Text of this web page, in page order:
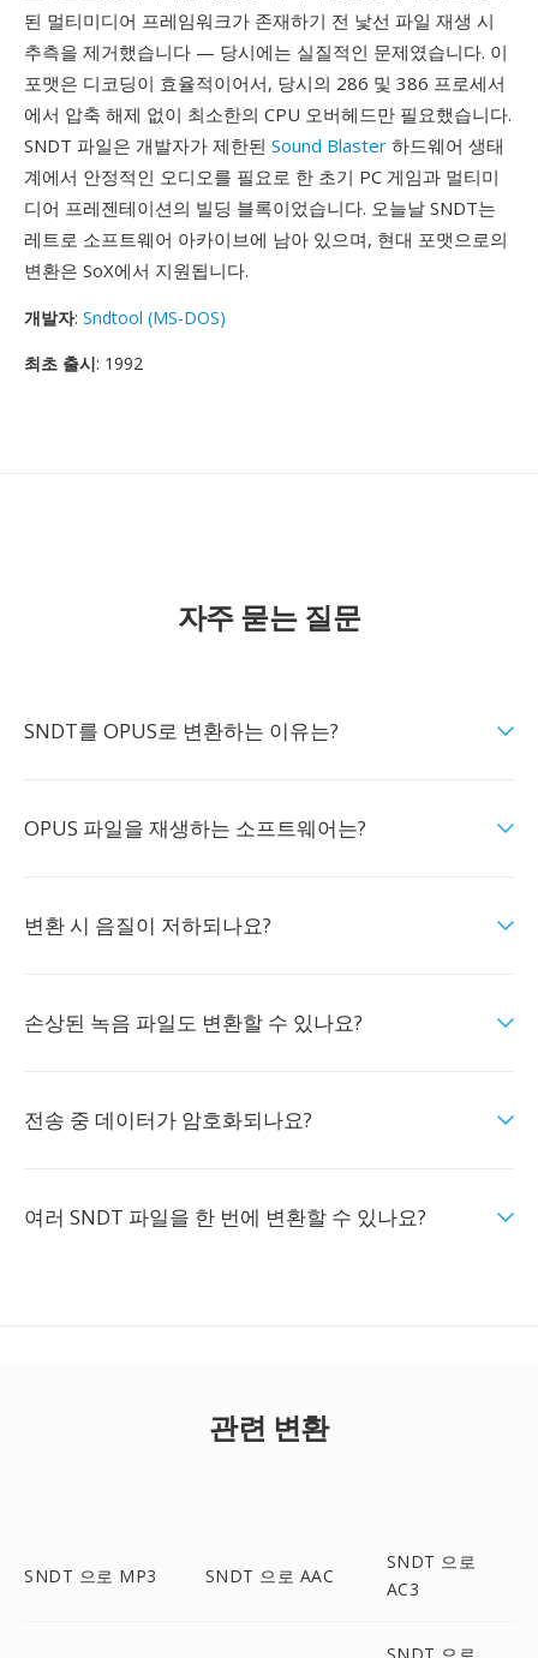
된 멀티미디어 프레임워크가 존재하기 전 낯선 파일 재생 시
추측을 제거했습니다 — 당시에는 실질적인 문제였습니다. 이
포맷은 디코딩이 효율적이어서, 당시의 286 및 386 프로세서
에서 압축 해제 없이 최소한의 CPU 오버헤드만 필요했습니다.
SNDT 파일은 개발자가 제한된 Sound Blaster 하드웨어 생태
계에서 안정적인 오디오를 필요로 한 초기 PC 게임과 멀티미
디어 프레젠테이션의 빌딩 블록이었습니다. 오늘날 SNDT는
레트로 소프트웨어 아카이브에 남아 있으며, 현대 포맷으로의
변환은 SoX에서 지원됩니다.
개발자: Sndtool (MS-DOS)
최초 출시: 1992
자주 묻는 질문
SNDT를 OPUS로 변환하는 이유는?
OPUS 파일을 재생하는 소프트웨어는?
변환 시 음질이 저하되나요?
손상된 녹음 파일도 변환할 수 있나요?
전송 중 데이터가 암호화되나요?
여러 SNDT 파일을 한 번에 변환할 수 있나요?
관련 변환
SNDT 으로 MP3 SNDT 으로 AAC
SNDT 으로
AC3